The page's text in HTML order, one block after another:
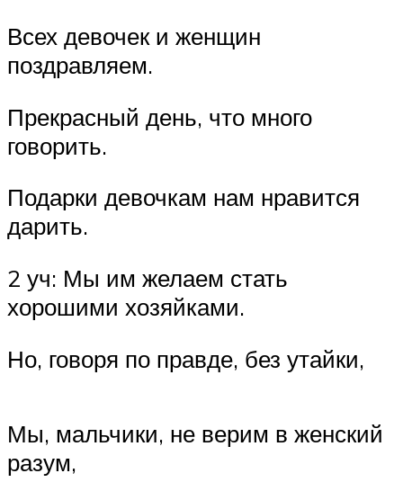
Всех девочек и женщин
поздравляем.
Прекрасный день, что много
говорить.
Подарки девочкам нам нравится
дарить.
2 уч: Мы им желаем стать
хорошими хозяйками.
Но, говоря по правде, без утайки,
Мы, мальчики, не верим в женский
разум,